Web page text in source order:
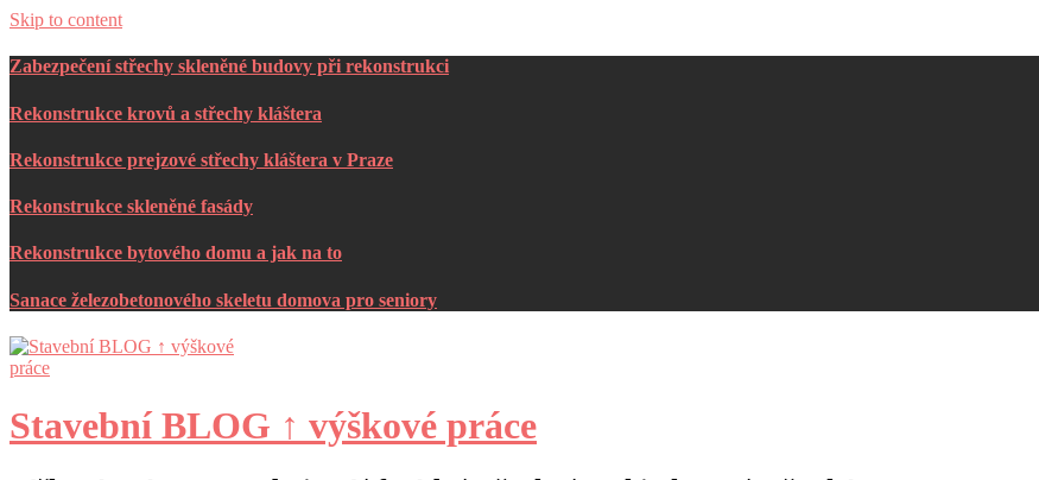
Skip to content
Zabezpečení střechy skleněné budovy při rekonstrukci
Rekonstrukce krovů a střechy kláštera
Rekonstrukce prejzové střechy kláštera v Praze
Rekonstrukce skleněné fasády
Rekonstrukce bytového domu a jak na to
Sanace železobetonového skeletu domova pro seniory
Stavební BLOG ↑ výškové práce